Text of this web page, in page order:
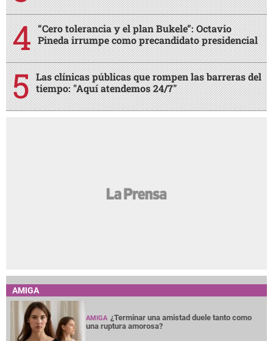
“Cero tolerancia y el plan Bukele”: Octavio
Pineda irrumpe como precandidato presidencial
Las clínicas públicas que rompen las barreras del
tiempo: "Aquí atendemos 24/7"
AMIGA
AMIGA ¿Terminar una amistad duele tanto como
una ruptura amorosa?